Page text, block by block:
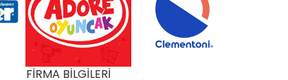
FİRMA BİLGİLERİ